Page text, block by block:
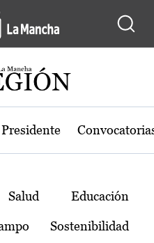
de Castilla-La
Salud Educación
Sostenibilidad